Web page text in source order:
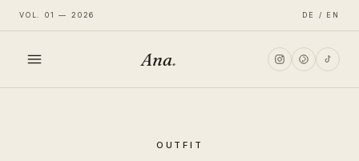
VOL. 01 — 2026 DE / EN
Ana.
OUTFIT